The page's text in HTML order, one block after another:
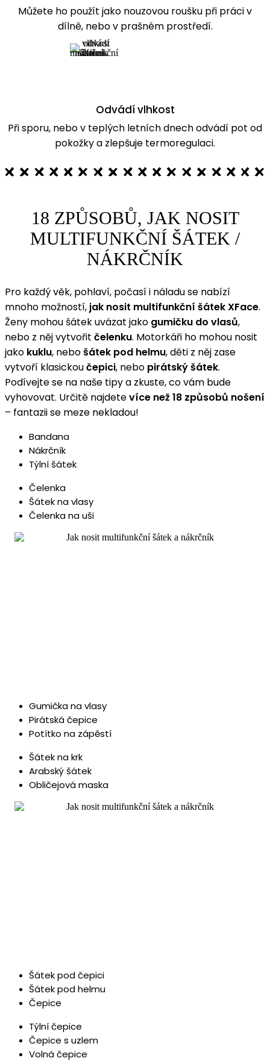
Můžete ho použít jako nouzovou roušku při práci v
dílně, nebo v prašném prostředí.
Odvádí vlhkost
Při sporu, nebo v teplých letních dnech odvádí pot od
pokožky a zlepšuje termoregulaci.
18 ZPŮSOBŮ, JAK NOSIT
MULTIFUNKČNÍ ŠÁTEK /
NÁKRČNÍK
Pro každý věk, pohlaví, počasí i náladu se nabízí
mnoho možností, jak nosit multifunkční šátek XFace.
Ženy mohou šátek uvázat jako gumičku do vlasů,
nebo z něj vytvořit čelenku. Motorkáři ho mohou nosit
jako kuklu, nebošátek pod helmu, děti z něj zase
vytvoří klasickoučepici, nebo pirátský šátek.
Podívejte se na naše tipy a zkuste, co vám bude
vyhovovat. Určitě najdetevíce než 18 způsobů nošení
– fantazii se meze nekladou!
Bandana
Nákrčník
Týlní šátek
Čelenka
Šátek na vlasy
Čelenka na uši
Gumička na vlasy
Pirátská čepice
Potítko na zápěstí
Šátek na krk
Arabský šátek
Obličejová maska
Šátek pod čepici
Šátek pod helmu
Čepice
Týlní čepice
Čepice s uzlem
Volná čepice